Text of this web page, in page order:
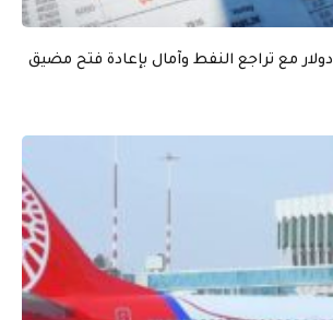
الذهب يتجاوز 4300 دولار مع تراجع النفط وآمال بإعادة فتح مضيق